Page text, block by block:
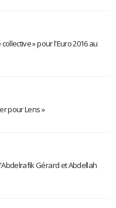
» pour l'Euro 2016 au
pour Lens »
Gérard et Abdellah